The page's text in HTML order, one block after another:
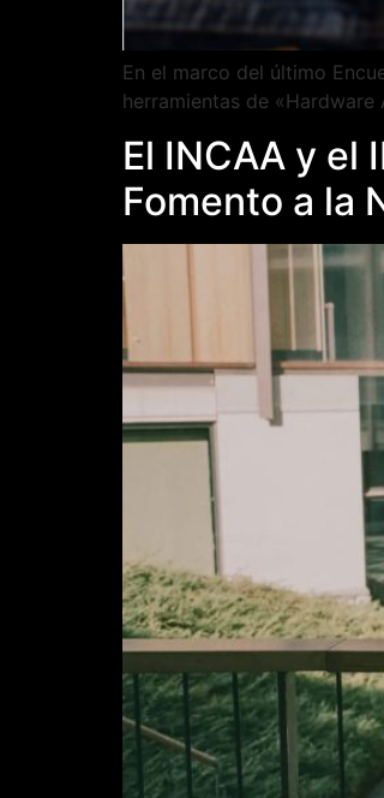
En el marco del último
herramientas de
El INCAA y el
Fomento a la